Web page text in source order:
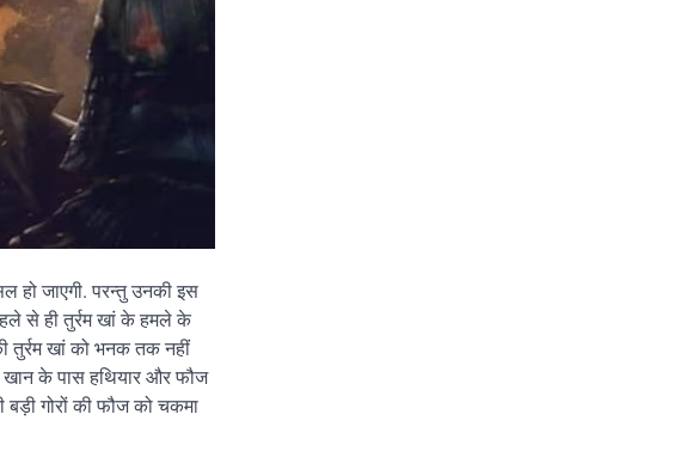
हो जाएगी. परन्तु उनकी इस
से ही तुर्रम खां के हमले के
खां को भनक तक नहीं
के पास हथियार और फौज
गोरों की फौज को चकमा